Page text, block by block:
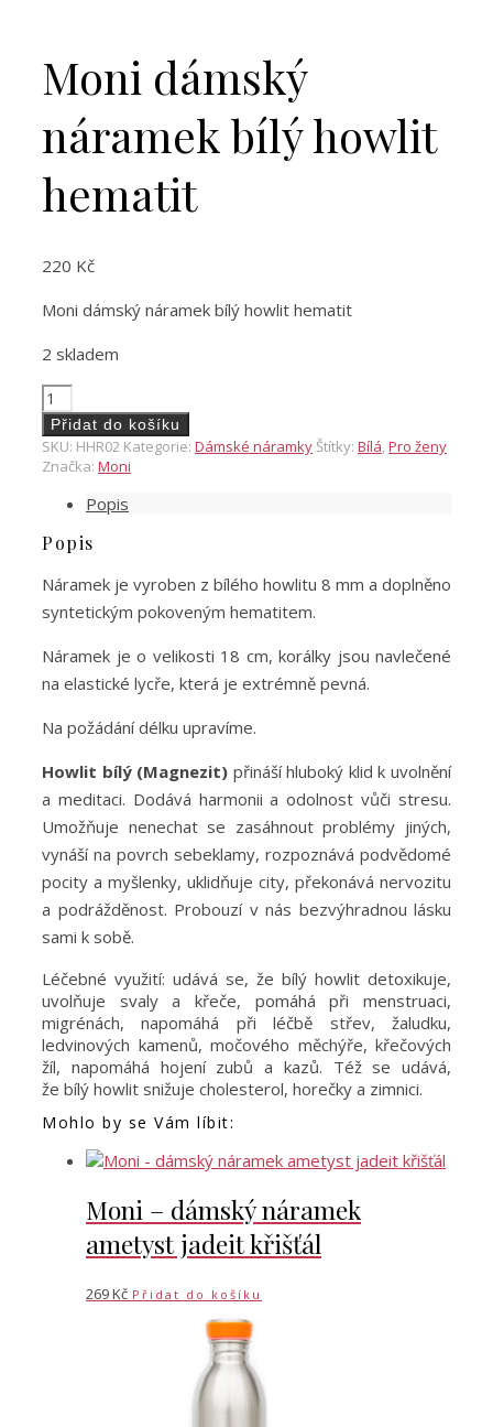
Moni dámský
náramek bílý howlit
hematit
220 Kč
Moni dámský náramek bílý howlit hematit
2 skladem
Moni
dámský
náramek
bílý
hematit
Přidat do košíku
SKU: HHR02 Kategorie: Dámské náramky Štítky: Bílá Pro ženy
Značka: Moni
Popis
Popis
Náramek je vyroben z bílého howlitu 8 mm a doplněno
syntetickým pokoveným hematitem.
Náramek je o velikosti 18 cm, korálky jsou navlečené
na elastické lycře, která je extrémně pevná.
Na požádání délku upravíme.
Howlit bílý (Magnezit) přináší hluboký klid k uvolnění
a meditaci. Dodává harmonii a odolnost vůči stresu.
Umožňuje nenechat se zasáhnout problémy jiných,
vynáší na povrch sebeklamy, rozpoznává podvědomé
pocity a myšlenky, uklidňuje city, překonává nervozitu
a podrážděnost. Probouzí v nás bezvýhradnou lásku
sami k sobě.
Léčebné využití: udává se, že bílý howlit detoxikuje,
uvolňuje svaly a křeče, pomáhá při menstruaci,
migrénách, napomáhá při léčbě střev, žaludku,
ledvinových kamenů, močového měchýře, křečových
žíl, napomáhá hojení zubů a kazů. Též se udává,
že bílý howlit snižuje cholesterol, horečky a zimnici.
Mohlo by se Vám líbit:
Moni – dámský náramek
ametyst jadeit křišťál
269Kč Přidat do košíku